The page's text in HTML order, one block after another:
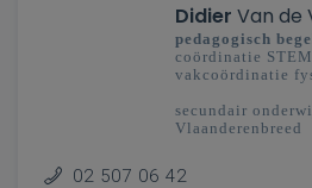
Didier Van de
pedagogisch
coördinatie
vakcoördinatie
secundair
Vlaanderenbreed
02 507 06 42